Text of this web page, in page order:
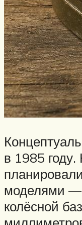
в 1985
моделями —
колёсной